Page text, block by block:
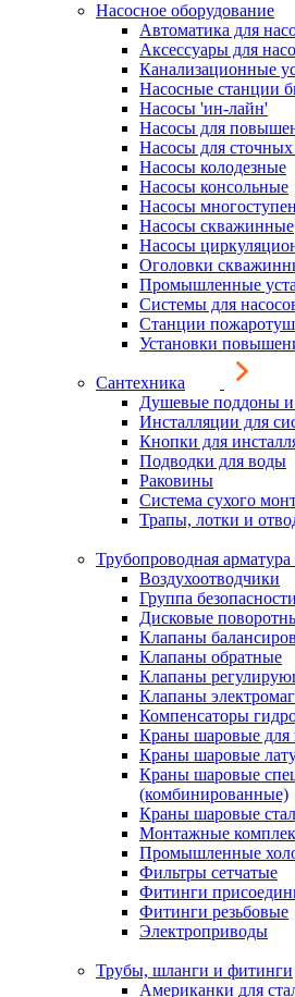
Насосное оборудование
Автоматика для
Аксессуары для
Канализационные
Насосные станции
Насосы 'ин-лайн'
Насосы для
Насосы для
Насосы колодезные
Насосы консольные
Насосы
Насосы скважинные
Насосы
Оголовки
Промышленные
Системы для
Станции
Установки
Сантехника
Душевые поддоны и
Инсталляции для
Кнопки для
Подводки для воды
Раковины
Система сухого
Трапы, лотки и
Трубопроводная арматура
Воздухоотводчики
Группа
Дисковые
Клапаны
Клапаны обратные
Клапаны
Клапаны
Компенсаторы
Краны шаровые для
Краны шаровые
Краны шаровые
(комбинированные)
Краны шаровые
Монтажные
Промышленные
Фильтры сетчатые
Фитинги
Фитинги резьбовые
Электроприводы
Трубы, шланги и фитинги
Американки для